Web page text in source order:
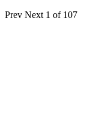
Prev Next 1 of 107